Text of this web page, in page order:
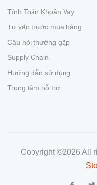
Tính Toán Khoản Vay
Tư vấn trước mua hàng
Câu hỏi thường gặp
Supply Chain
Hướng dẫn sử dụng
Trung tâm hỗ trợ
Copyright ©2026 All